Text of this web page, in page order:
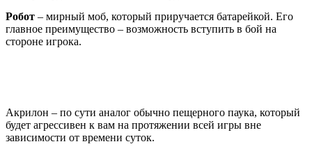
Робот – мирный моб, который приручается батарейкой. Его
главное преимущество – возможность вступить в бой на
стороне игрока.
Акрилон – по сути аналог обычно пещерного паука, который
будет агрессивен к вам на протяжении всей игры вне
зависимости от времени суток.